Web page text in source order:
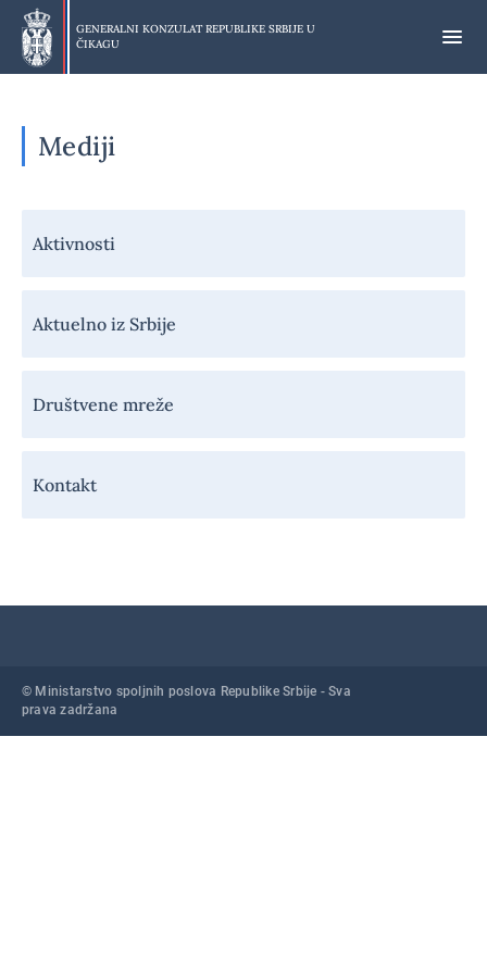
Preskoči
glavni
deo
GENERALNI KONZULAT REPUBLIKE SRBIJE U
ČIKAGU
Mediji
Aktivnosti
Aktuelno iz Srbije
Društvene mreže
Kontakt
© Ministarstvo spoljnih poslova Republike Srbije - Sva
prava zadržana